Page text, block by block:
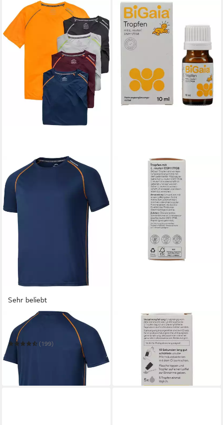
Sehr beliebt
NORDCAP
Funktionsshirt
(199)
74,99 €
-16%
in 2-3 Werktagen bei dir
BIGAIA Tropfen Tropfen zum
Einnehmen
(2.899,00 €/ 1 l)
in 4-5 Werktagen bei dir